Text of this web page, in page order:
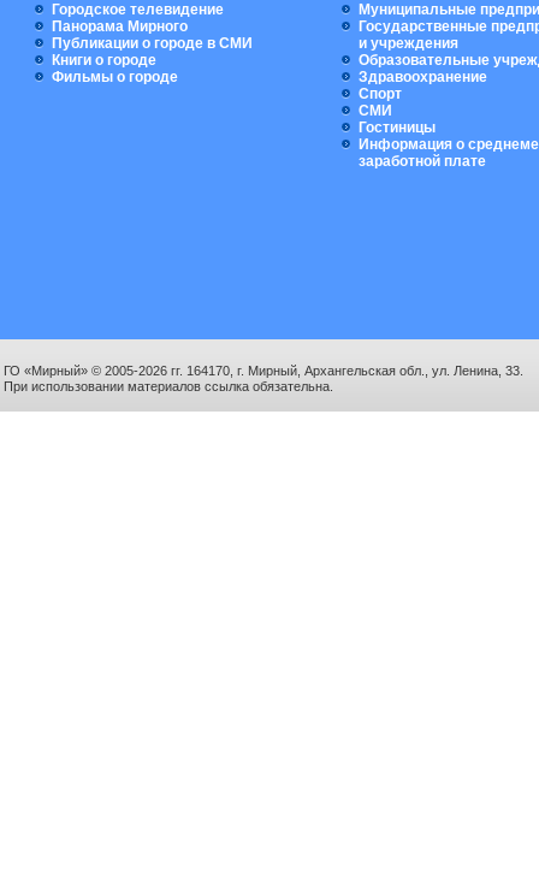
Городское телевидение
Панорама Мирного
Публикации о городе в СМИ
Книги о городе
Фильмы о городе
Муниципальные
Государственные
и учреждения
Образовательные
Здравоохранение
Спорт
СМИ
Гостиницы
Информация о
заработной плате
ГО «Мирный» © 2005-2026 гг. 164170, г. Мирный, Архангельская обл., ул. Ленина, 33.
При использовании материалов ссылка обязательна.